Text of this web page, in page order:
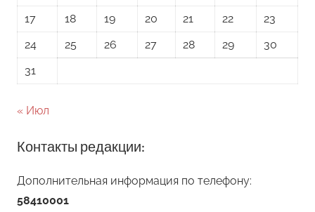
17
18 19 20 21 22
23
24
25 26 27 28 29
30
31
« Июл
Контакты редакции:
Дополнительная информация по телефону:
58410001